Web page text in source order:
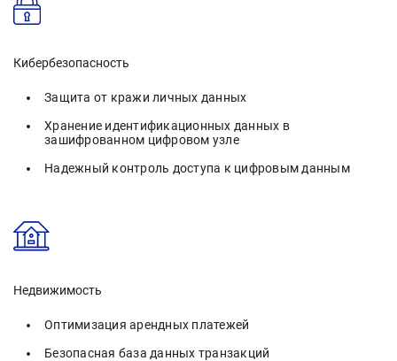
Кибербезопасность
Защита от кражи личных данных
Хранение идентификационных данных в
зашифрованном цифровом узле
Надежный контроль доступа к цифровым данным
Недвижимость
Оптимизация арендных платежей
Безопасная база данных транзакций